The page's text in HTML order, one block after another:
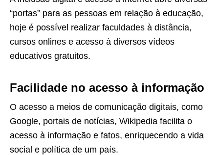
“portas” para as pessoas em relação à educação,
hoje é possível realizar faculdades à distância,
cursos onlines e acesso à diversos vídeos
educativos gratuitos.
Facilidade no acesso à informação
O acesso a meios de comunicação digitais, como
Google, portais de notícias, Wikipedia facilita o
acesso à informação e fatos, enriquecendo a vida
social e política de um país.